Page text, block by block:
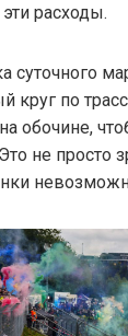
расходы.
суточного
круг по
обочине,
не просто